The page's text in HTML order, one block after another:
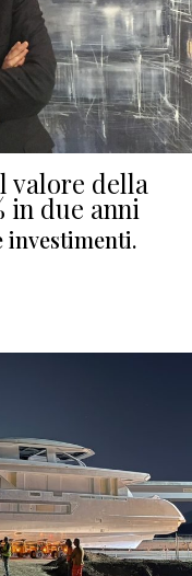
valore della
in due anni
investimenti.